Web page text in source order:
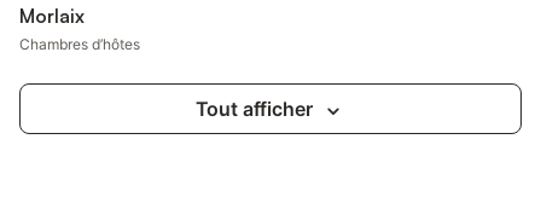
Morlaix
Chambres d’hôtes
Tout afficher